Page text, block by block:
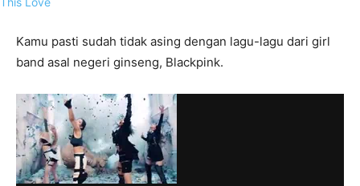
Kamu pasti sudah tidak asing dengan lagu-lagu dari girl
band asal negeri ginseng, Blackpink.